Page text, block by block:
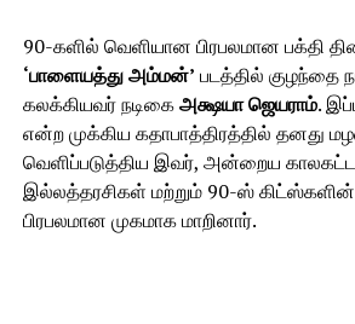
90-களில் வெளியான பிரபலமான பக்தி
‘பாளையத்து அம்மன்’ படத்தில் குழந்தை
கலக்கியவர் நடிகைஅக்ஷயா ஜெயராம்.
என்ற முக்கிய கதாபாத்திரத்தில் தனது
வெளிப்படுத்திய இவர், அன்றைய
இல்லத்தரசிகள் மற்றும் 90-ஸ் கிட்ஸ்களின்
பிரபலமான முகமாக மாறினார்.